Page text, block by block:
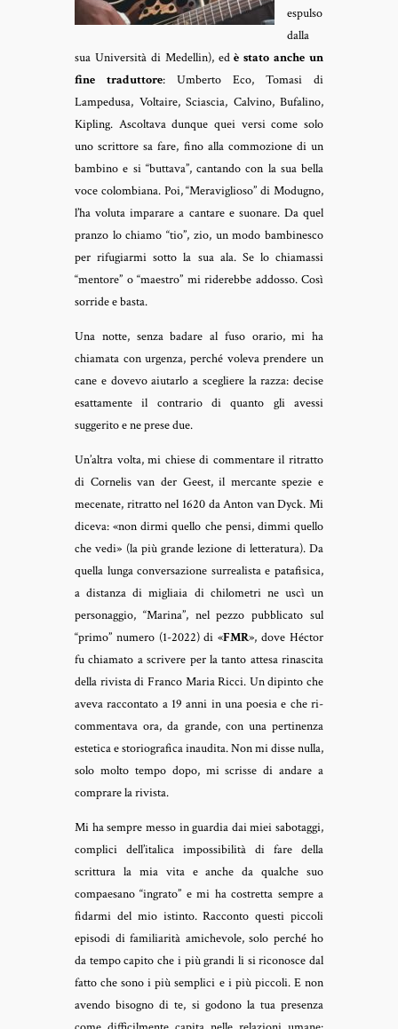
espulso
dalla
sua Università di Medellin), edè stato anche un
fine traduttore: Umberto Eco, Tomasi di
Lampedusa, Voltaire, Sciascia, Calvino, Bufalino,
Kipling. Ascoltava dunque quei versi come solo
uno scrittore sa fare, fino alla commozione di un
bambino e si “buttava”, cantando con la sua bella
voce colombiana. Poi, “Meraviglioso” di Modugno,
l’ha voluta imparare a cantare e suonare. Da quel
pranzo lo chiamo “tio”, zio, un modo bambinesco
per rifugiarmi sotto la sua ala. Se lo chiamassi
“mentore” o “maestro” mi riderebbe addosso. Così
sorride e basta.
Una notte, senza badare al fuso orario, mi ha
chiamata con urgenza, perché voleva prendere un
cane e dovevo aiutarlo a scegliere la razza: decise
esattamente il contrario di quanto gli avessi
suggerito e ne prese due.
Un’altra volta, mi chiese di commentare il ritratto
di Cornelis van der Geest, il mercante spezie e
mecenate, ritratto nel 1620 da Anton van Dyck. Mi
diceva: «non dirmi quello che pensi, dimmi quello
che vedi» (la più grande lezione di letteratura). Da
quella lunga conversazione surrealista e patafisica,
a distanza di migliaia di chilometri ne uscì un
personaggio, “Marina”, nel pezzo pubblicato sul
“primo” numero (1-2022) di «FMR», dove Héctor
fu chiamato a scrivere per la tanto attesa rinascita
della rivista di Franco Maria Ricci. Un dipinto che
aveva raccontato a 19 anni in una poesia e che ri-
commentava ora, da grande, con una pertinenza
estetica e storiografica inaudita. Non mi disse nulla,
solo molto tempo dopo, mi scrisse di andare a
comprare la rivista.
Mi ha sempre messo in guardia dai miei sabotaggi,
complici dell’italica impossibilità di fare della
scrittura la mia vita e anche da qualche suo
compaesano “ingrato” e mi ha costretta sempre a
fidarmi del mio istinto. Racconto questi piccoli
episodi di familiarità amichevole, solo perché ho
da tempo capito che i più grandi li si riconosce dal
fatto che sono i più semplici e i più piccoli. E non
avendo bisogno di te, si godono la tua presenza